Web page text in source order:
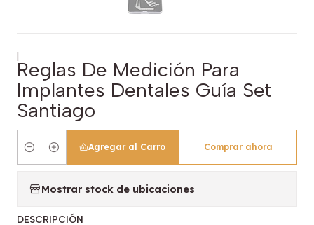
|
Reglas De Medición Para
Implantes Dentales Guía Set
Santiago
Cantidad
Agregar al Carro Comprar ahora
Mostrar stock de ubicaciones
DESCRIPCIÓN